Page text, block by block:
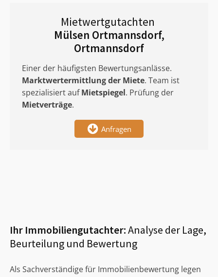
Mietwertgutachten
Mülsen Ortmannsdorf,
Ortmannsdorf
Einer der häufigsten Bewertungsanlässe.
Marktwertermittlungder Miete. Team ist
spezialisiert aufMietspiegel. Prüfung der
Mietverträge.
Anfragen
Ihr Immobiliengutachter:Analyse der Lage,
Beurteilung und Bewertung
Als Sachverständige für Immobilienbewertung legen